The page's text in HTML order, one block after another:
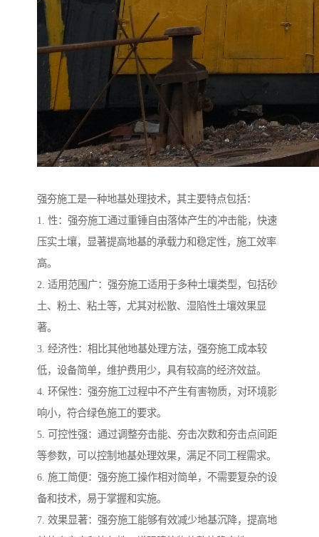
强夯施工是一种地基处理技术，其主要特点包括：
1. 性：强夯施工通过重锤自由落体产生的冲击能，快速
压实土壤，显著提高地基的承载力和稳定性，施工效率
高。
2. 适用范围广：强夯施工适用于多种土壤类型，包括砂
土、粉土、粘土等，尤其对松散、湿陷性土壤效果显
著。
3. 经济性：相比其他地基处理方法，强夯施工成本较
低，设备简单，维护费用少，具有较高的经济效益。
4. 环保性：强夯施工过程中不产生有害物质，对环境影
响小，符合绿色施工的要求。
5. 可控性强：通过调整夯击能、夯击次数和夯击点间距
等参数，可以控制地基处理效果，满足不同工程需求。
6. 施工简便：强夯施工操作相对简单，不需要复杂的设
备和技术，易于掌握和实施。
7. 效果显著：强夯施工能够有效减少地基沉降，提高地